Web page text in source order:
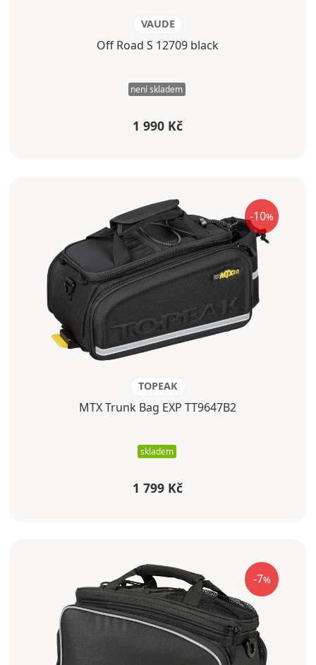
VAUDE
Off Road S 12709 black
není skladem
1 990 Kč
-10%
TOPEAK
MTX Trunk Bag EXP TT9647B2
skladem
1 799 Kč
-7%